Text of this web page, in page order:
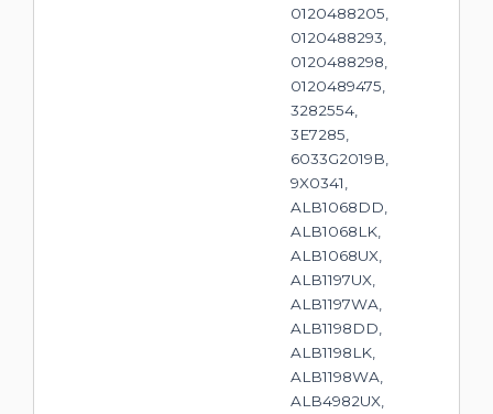
0120488205,
0120488293,
0120488298,
0120489475,
3282554,
3E7285,
6033G2019B,
9X0341,
ALB1068DD,
ALB1068LK,
ALB1068UX,
ALB1197UX,
ALB1197WA,
ALB1198DD,
ALB1198LK,
ALB1198WA,
ALB4982UX,